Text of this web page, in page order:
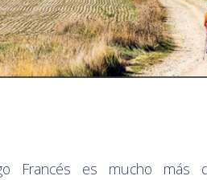
Francés es mucho